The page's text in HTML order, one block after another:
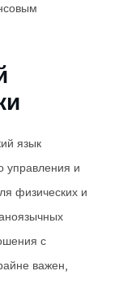
язык
управления и
физических и
с
важен,